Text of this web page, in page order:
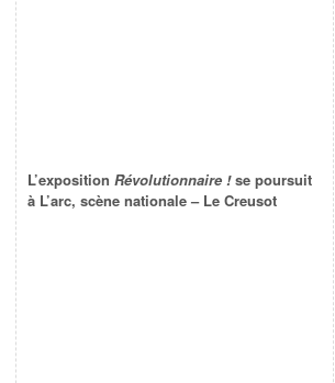
L’exposition Révolutionnaire !se poursuit
à L’arc, scène nationale – Le Creusot